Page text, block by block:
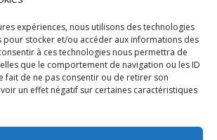
expériences, nous utilisons des technologies
pour stocker et/ou accéder aux informations des
à ces technologies nous permettra de
que le comportement de navigation ou les ID
fait de ne pas consentir ou de retirer son
un effet négatif sur certaines caractéristiques
Presse
Partenaires Tarifs